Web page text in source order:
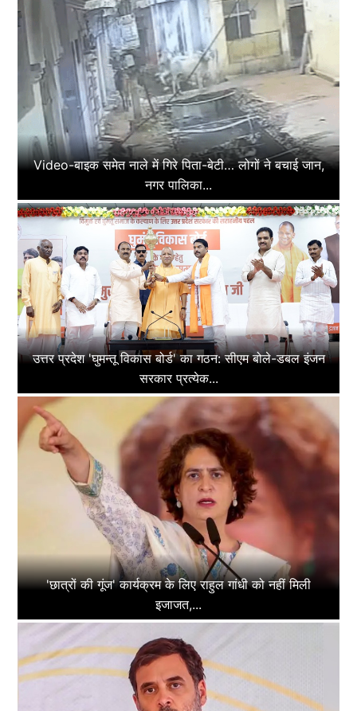
Video-बाइक समेत नाले में गिरे पिता-बेटी… लोगों ने बचाई जान,
नगर पालिका...
उत्तर प्रदेश 'घुमन्तू विकास बोर्ड' का गठन: सीएम बोले-डबल इंजन
सरकार प्रत्येक...
'छात्रों की गूंज' कार्यक्रम के लिए राहुल गांधी को नहीं मिली
इजाजत,...